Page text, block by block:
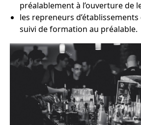
préalablement à l’ouverture de
les repreneurs d’établissements
suivi de formation au préalable.